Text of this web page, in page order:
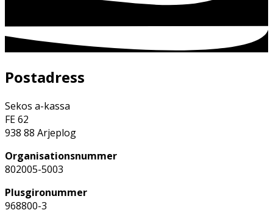
Postadress
Sekos a-kassa
FE 62
938 88 Arjeplog
Organisationsnummer
802005-5003
Plusgironummer
968800-3